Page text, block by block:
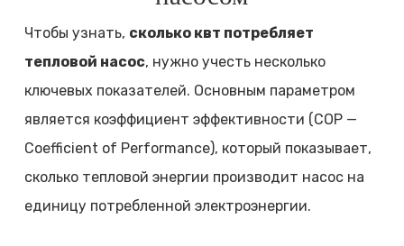
Чтобы узнать, сколько квт потребляет
тепловой насос, нужно учесть несколько
ключевых показателей. Основным параметром
является коэффициент эффективности (COP —
Coefficient of Performance), который показывает,
сколько тепловой энергии производит насос на
единицу потребленной электроэнергии.